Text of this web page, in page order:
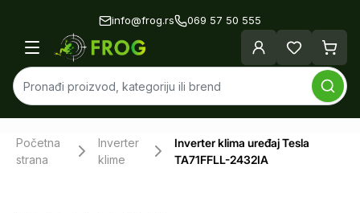
info@frog.rs 069 57 50 555
Početna
strana
Inverter
klime
Inverter klima uređaj Tesla
TA71FFLL-2432IA